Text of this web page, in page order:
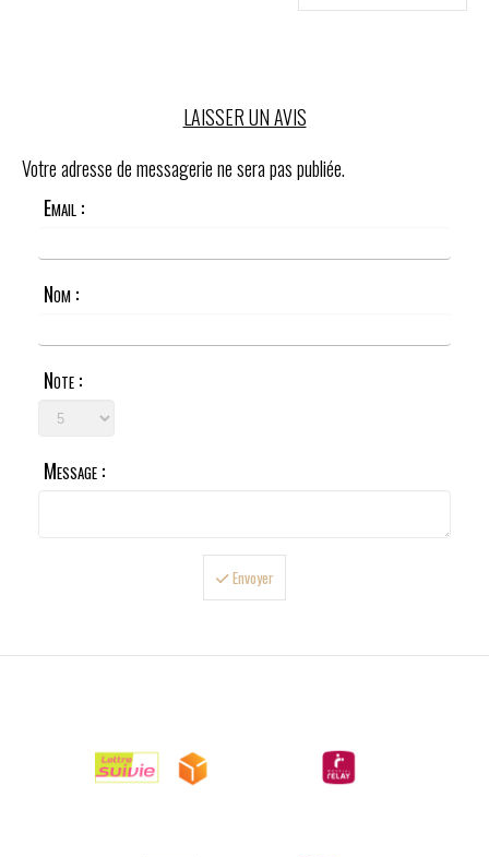
LAISSER UN AVIS
Votre adresse de messagerie ne sera pas publiée.
Email :
Nom :
Note :
Message :
Envoyer